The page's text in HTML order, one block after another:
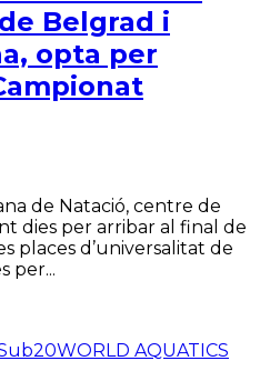
Belgrad i
opta per
de Natació, centre de
dies per arribar al final de
places d’universalitat de
per...
WORLD AQUATICS